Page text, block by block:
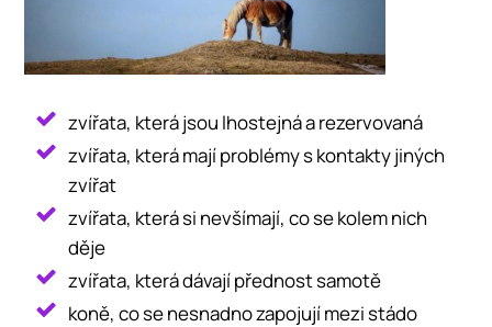
zvířata, která jsou lhostejná a rezervovaná
zvířata, která mají problémy s kontakty jiných
zvířat
zvířata, která si nevšímají, co se kolem nich
děje
zvířata, která dávají přednost samotě
koně, co se nesnadno zapojují mezi stádo